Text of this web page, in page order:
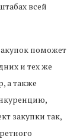
всей
поможет
и тех же
а также
закупки так,